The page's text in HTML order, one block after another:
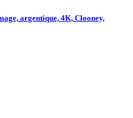
argentique, 4K, Clooney,